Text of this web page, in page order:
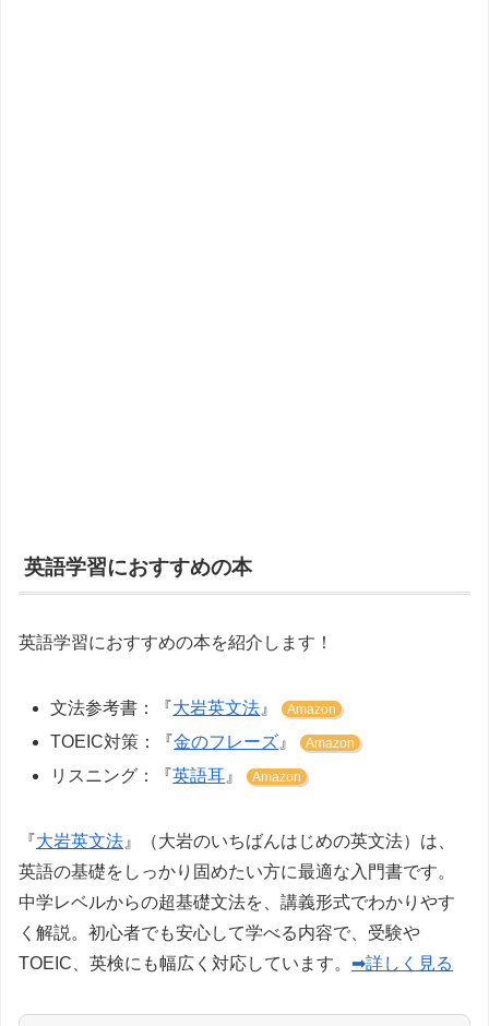
英語学習におすすめの本
英語学習におすすめの本を紹介します！
文法参考書：『大岩英文法 』 Amazon
TOEIC対策：『金のフレーズ 』 Amazon
リスニング：『英語耳 』 Amazon
『大岩英文法 』（大岩のいちばんはじめの英文法）は、
英語の基礎をしっかり固めたい方に最適な入門書です。
中学レベルからの超基礎文法を、講義形式でわかりやす
く解説。初心者でも安心して学べる内容で、受験や
TOEIC、英検にも幅広く対応しています。 ➡詳しく見る